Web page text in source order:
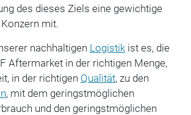
des dieses Ziels eine gewichtige
mit.
nachhaltigen Logistikist es, die
Aftermarket in der richtigen Menge,
in der richtigen Qualität, zu den
, mit dem geringstmöglichen
und den geringstmöglichen